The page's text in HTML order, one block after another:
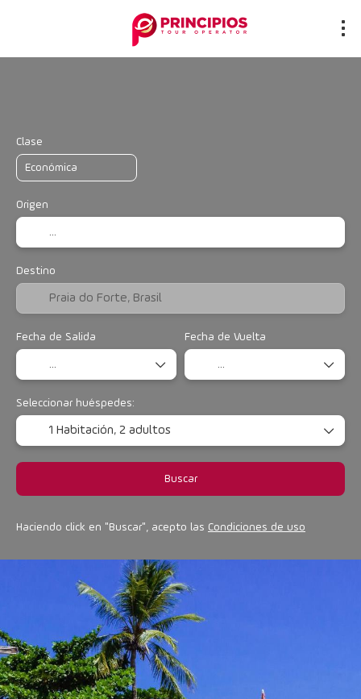
Clase
Origen
Destino
Fecha de Salida Fecha de Vuelta
Seleccionar huéspedes:
1 Habitación, 2 adultos
Buscar
Haciendo click en "Buscar", acepto las Condiciones de uso